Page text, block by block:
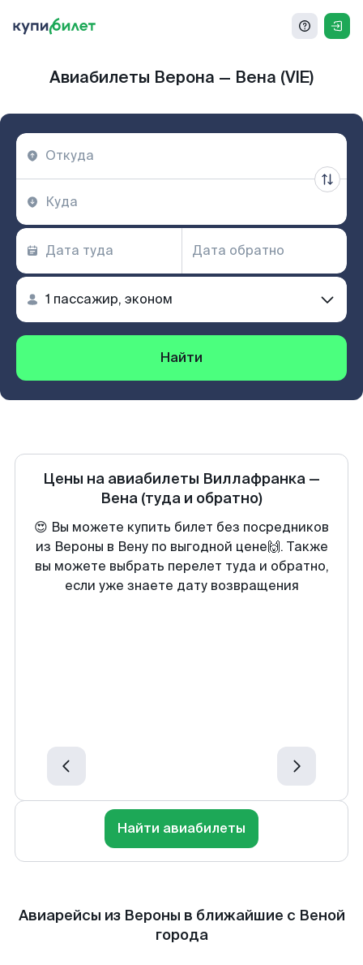
Авиабилеты Верона — Вена (VIE)
Найти
Цены на авиабилеты Виллафранка —
Вена (туда и обратно)
😍 Вы можете купить билет без посредников
из Вероны в Вену по выгодной цене🙌. Также
вы можете выбрать перелет туда и обратно,
если уже знаете дату возвращения
Найти авиабилеты
Авиарейсы из Вероны в ближайшие с Веной
города